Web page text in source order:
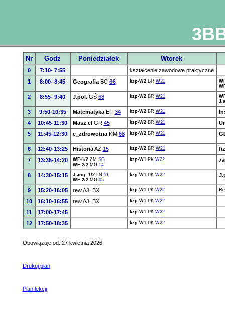
Nr Godz Poniedziałek Wtorek
0 7:10- 7:55
kształcenie zawodowe praktyczne
1
8:00- 8:45 Geografia BC 66 kzp-W2 BR W21
2 8:55- 9:40 J.pol. GŚ 68 kzp-W2 BR W21
3 9:50-10:35 Matematyka ET 34 kzp-W2 BR W21
4
10:45-11:30 Masz.el GR 45 kzp-W2 BR W21
5
11:45-12:30 e_zdrowotna KM 68 kzp-W2 BR W21
6 12:40-13:25 Historia AZ 15 kzp-W2 BR W21
7
13:35-14:20 WF-1/2 ZM SG
WF-2/2 MG 14
kzp-W1 PK W22
8 14:30-15:15 J.ang.-1/2 LN 51
WF-2/2 MG 05
kzp-W1 PK W22
9 15:20-16:05 rew AJ, BX kzp-W1 PK W22
10 16:10-16:55 rew AJ, BX kzp-W1 PK W22
11 17:00-17:45 kzp-W1 PK W22
12 17:50-18:35 kzp-W1 PK W22
Obowiązuje od: 27 kwietnia 2026
Drukuj plan
Plan lekcji